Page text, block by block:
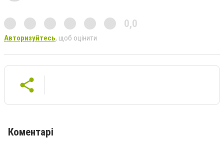
0,0
Авторизуйтесь, щоб оцінити
Коментарі